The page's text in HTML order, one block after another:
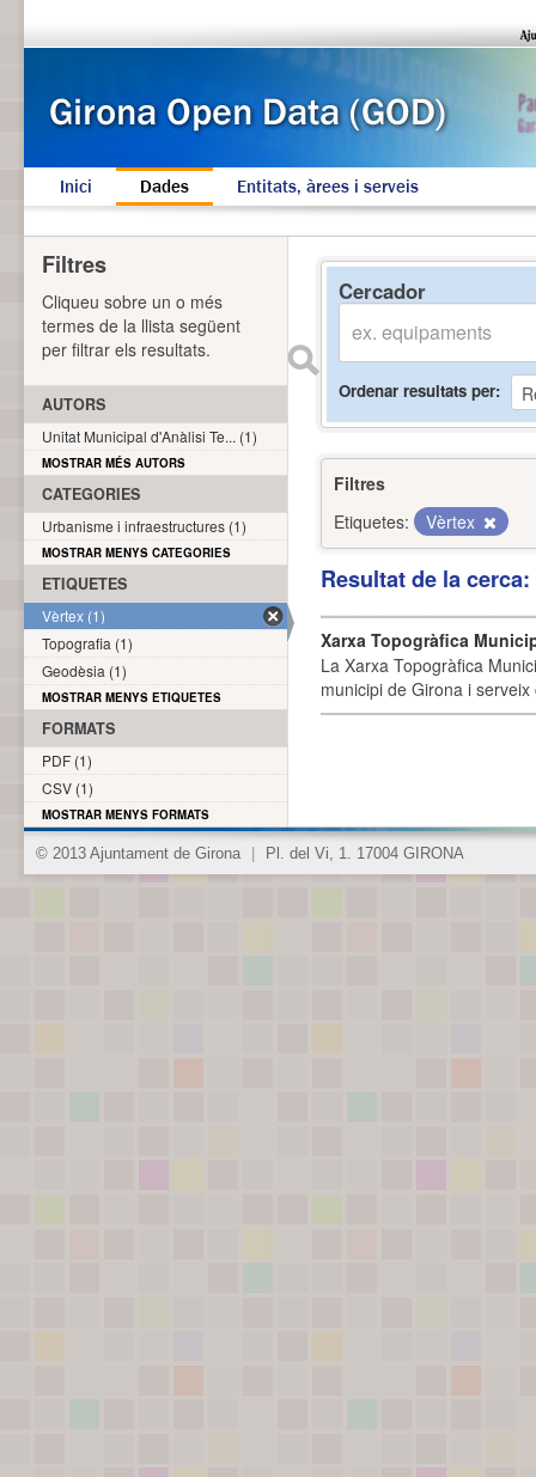
Inici Dades Entitats, àrees i serveis
Cercador
Ordenar resultats per
Filtres
Etiquetes:
Vèrtex
Resultat de la
Xarxa Topogràfica
La Xarxa Topogràfica
municipi de Girona i
Filtres
Cliqueu sobre un o més
termes de la llista següent
per filtrar els resultats.
AUTORS
Unitat Municipal d'Anàlisi Te... (1)
MOSTRAR MÉS AUTORS
CATEGORIES
Urbanisme i infraestructures (1)
MOSTRAR MENYS CATEGORIES
ETIQUETES
Vèrtex (1)
Topografia (1)
Geodèsia (1)
MOSTRAR MENYS ETIQUETES
FORMATS
PDF (1)
CSV (1)
MOSTRAR MENYS FORMATS
© 2013 Ajuntament de Girona Pl. del Vi, 1. 17004 GIRONA